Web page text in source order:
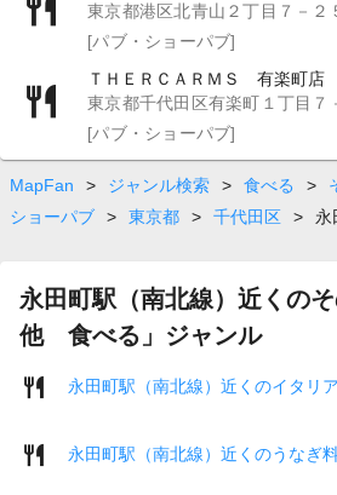
東京都港区北青山２丁目７－２
[パブ・ショーパブ]
ＴＨＥＲＣＡＲＭＳ 有楽町店
東京都千代田区有楽町１丁目７
[パブ・ショーパブ]
MapFan > ジャンル検索 > 食べる >
ショーパブ
> 東京都 > 千代田区 > 永
永田町駅（南北線）近くの
他 食べる」ジャンル
永田町駅（南北線）近くのイタリ
永田町駅（南北線）近くのうなぎ